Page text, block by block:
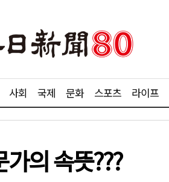
사회 국제 문화 스포츠 라이프
의 속뜻???